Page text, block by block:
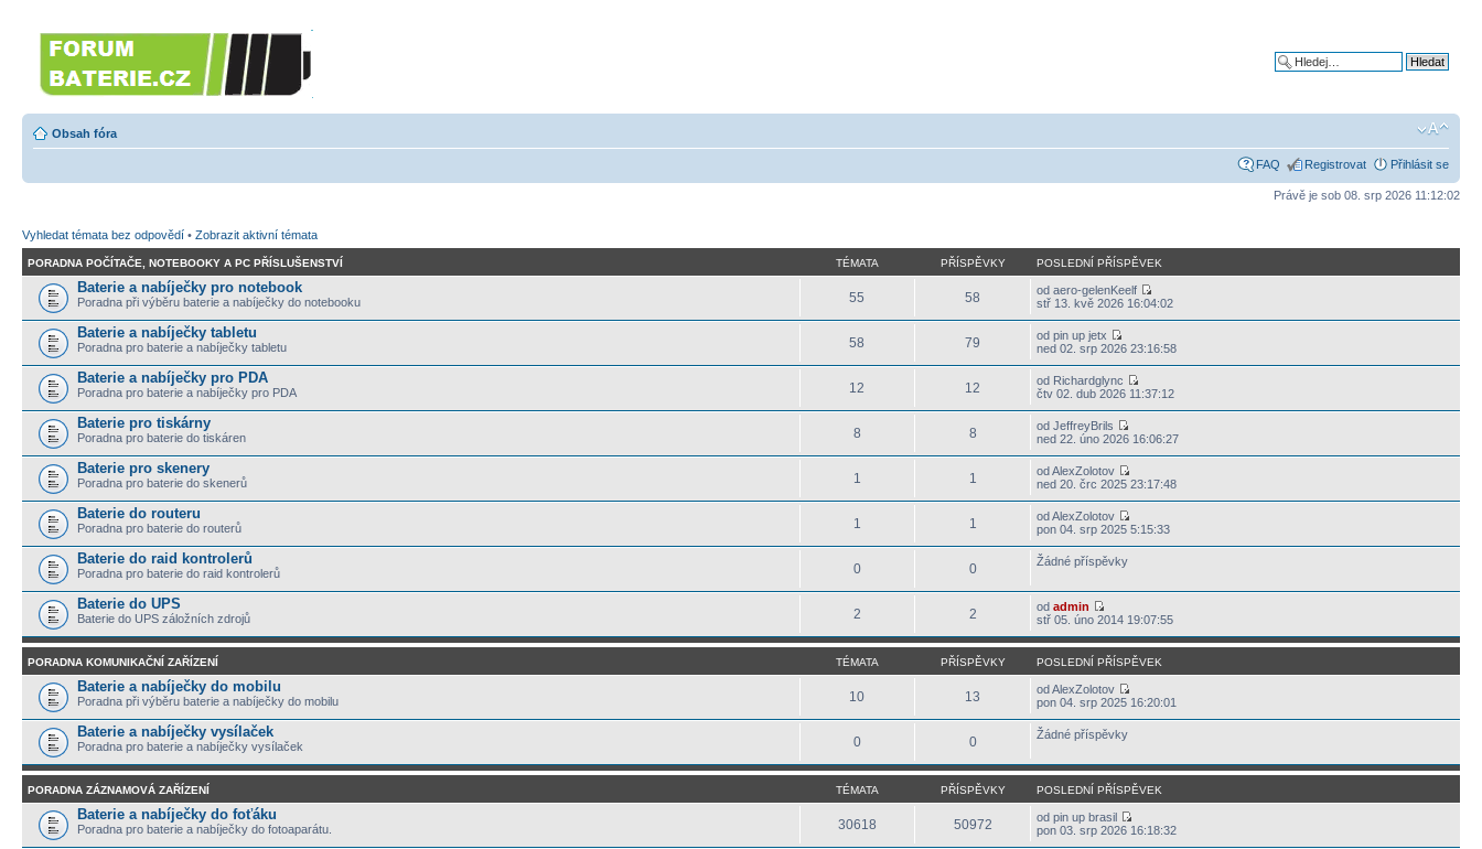
Obsah fóra
FAQ Registrovat Přihlásit se
Právě je sob 08. srp 2026 11:12:02
Vyhledat témata bez odpovědí • Zobrazit aktivní témata
PORADNA POČÍTAČE, NOTEBOOKY A PC PŘÍSLUŠENSTVÍ TÉMATA PŘÍSPĚVKY POSLEDNÍ PŘÍSPĚVEK
Baterie a nabíječky pro notebook
Poradna při výběru baterie a nabíječky do notebooku 55 58
od aero-gelenKeelf
stř 13. kvě 2026 16:04:02
Baterie a nabíječky tabletu
Poradna pro baterie a nabíječky tabletu 58 79
od pin up jetx
ned 02. srp 2026 23:16:58
Baterie a nabíječky pro PDA
Poradna pro baterie a nabíječky pro PDA 12 12
od Richardglync
čtv 02. dub 2026 11:37:12
Baterie pro tiskárny
Poradna pro baterie do tiskáren 8 8
od JeffreyBrils
ned 22. úno 2026 16:06:27
Baterie pro skenery
Poradna pro baterie do skenerů 1 1
od AlexZolotov
ned 20. črc 2025 23:17:48
Baterie do routeru
Poradna pro baterie do routerů 1 1
od AlexZolotov
pon 04. srp 2025 5:15:33
Baterie do raid kontrolerů
Poradna pro baterie do raid kontrolerů 0 0 Žádné příspěvky
Baterie do UPS
Baterie do UPS záložních zdrojů 2 2 odadmin
stř 05. úno 2014 19:07:55
PORADNA KOMUNIKAČNÍ ZAŘÍZENÍ TÉMATA PŘÍSPĚVKY POSLEDNÍ PŘÍSPĚVEK
Baterie a nabíječky do mobilu
Poradna při výběru baterie a nabíječky do mobilu 10 13
od AlexZolotov
pon 04. srp 2025 16:20:01
Baterie a nabíječky vysílaček
Poradna pro baterie a nabíječky vysílaček 0 0 Žádné příspěvky
PORADNA ZÁZNAMOVÁ ZAŘÍZENÍ TÉMATA PŘÍSPĚVKY POSLEDNÍ PŘÍSPĚVEK
Baterie a nabíječky do foťáku
Poradna pro baterie a nabíječky do fotoaparátu. 30618 50972
od pin up brasil
pon 03. srp 2026 16:18:32